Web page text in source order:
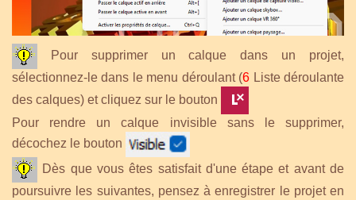
Pour supprimer un calque dans un projet,
sélectionnez-le dans le menu déroulant (6 Liste déroulante
des calques) et cliquez sur le bouton
Pour rendre un calque invisible sans le supprimer,
décochez le bouton
Dès que vous êtes satisfait d'une étape et avant de
poursuivre les suivantes, pensez à enregistrer le projet en